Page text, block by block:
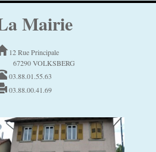
Mairie
12 Rue Principale
67290 VOLKSBERG
03.88.01.55.63
03.88.00.41.69